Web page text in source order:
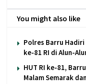
You might also like
Polres Barru Hadiri
ke-81 RI di Alun-
HUT RI ke-81,
Malam Semarak